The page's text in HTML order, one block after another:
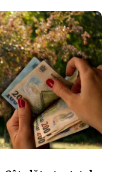
arată noul sediul
a făcut turul